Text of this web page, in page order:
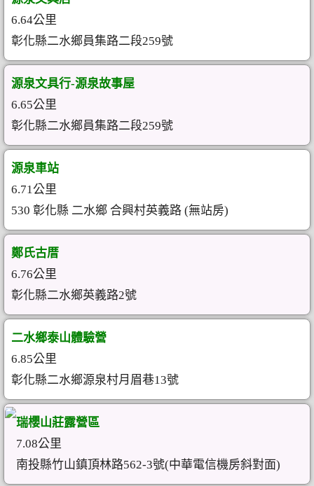
6.64公里
彰化縣二水鄉員集路二段259號
源泉文具行-源泉故事屋
6.65公里
彰化縣二水鄉員集路二段259號
源泉車站
6.71公里
530 彰化縣 二水鄉 合興村英義路 (無站房)
鄭氏古厝
6.76公里
彰化縣二水鄉英義路2號
二水鄉泰山體驗營
6.85公里
彰化縣二水鄉源泉村月眉巷13號
瑞櫻山莊露營區
7.08公里
南投縣竹山鎮頂林路562-3號(中華電信機房斜對面)